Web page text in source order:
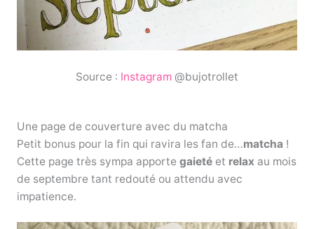
Source : Instagram @bujotrollet
Une page de couverture avec du matcha
Petit bonus pour la fin qui ravira les fan de…matcha !
Cette page très sympa apporte gaietéet relax au mois
de septembre tant redouté ou attendu avec
impatience.